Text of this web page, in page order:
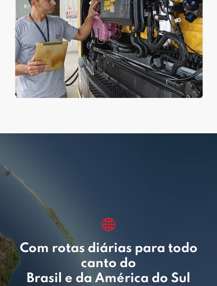
Com rotas diárias para todo
canto do
Brasil e da América do Sul